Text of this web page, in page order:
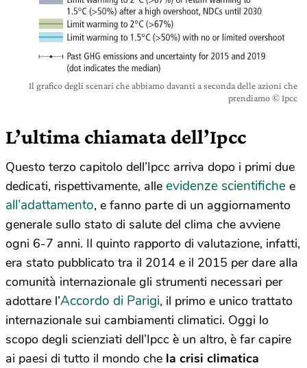
Il grafico degli scenari che abbiamo davanti a seconda delle azioni che
prendiamo © Ipcc
L’ultima chiamata dell’Ipcc
Questo terzo capitolo dell’Ipcc arriva dopo i primi due
dedicati, rispettivamente, alle evidenze scientifiche e
all’adattamento, e fanno parte di un aggiornamento
generale sullo stato di salute del clima che avviene
ogni 6-7 anni. Il quinto rapporto di valutazione, infatti,
era stato pubblicato tra il 2014 e il 2015 per dare alla
comunità internazionale gli strumenti necessari per
adottare l’Accordo di Parigi, il primo e unico trattato
internazionale sui cambiamenti climatici. Oggi lo
scopo degli scienziati dell’Ipcc è un altro, è far capire
ai paesi di tutto il mondo che la crisi climatica